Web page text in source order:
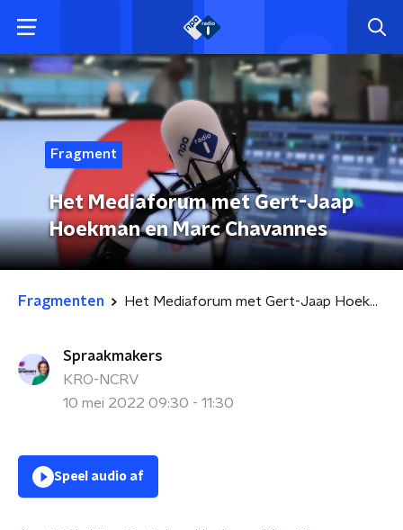
Fragment
Het Mediaforum met Gert-Jaap
Hoekman en Marc Chavannes
Fragmenten Het Mediaforum met Gert-Jaap Hoekman en Marc Chavannes
Spraakmakers
KRO-NCRV
10 mei 2022 09:30 - 11:30
Speel audio af